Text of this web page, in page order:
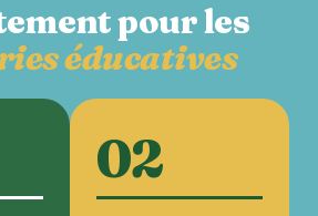
pour les
éducatives
02